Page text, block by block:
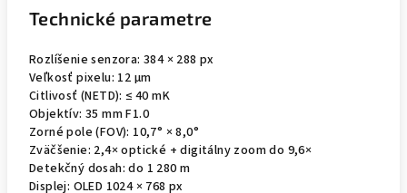
Technické parametre
Rozlíšenie senzora: 384 × 288 px
Veľkosť pixelu: 12 µm
Citlivosť (NETD): ≤ 40 mK
Objektív: 35 mm F1.0
Zorné pole (FOV): 10,7° × 8,0°
Zväčšenie: 2,4× optické + digitálny zoom do 9,6×
Detekčný dosah: do 1 280 m
Displej: OLED 1024 × 768 px